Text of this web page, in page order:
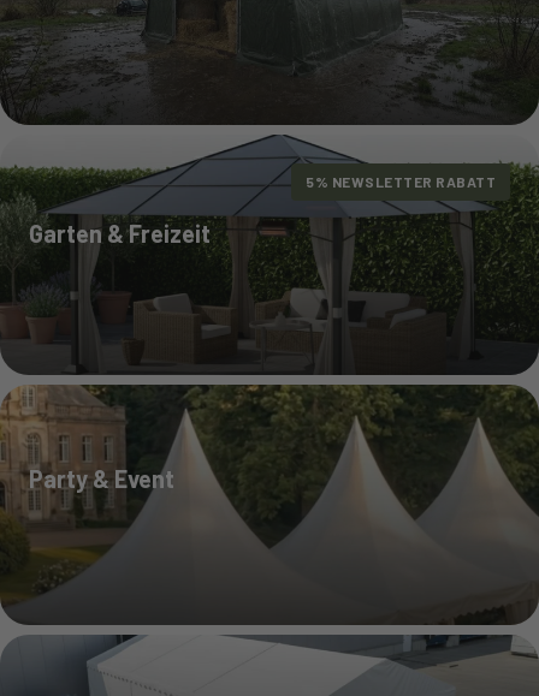
5% NEWSLETTER RABATT
Garten & Freizeit
Party & Event